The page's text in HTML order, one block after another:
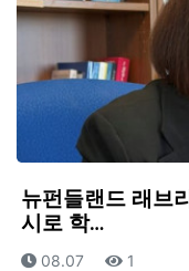
뉴펀들랜드 래브
시로 학…
등록일
08.07 조회
1